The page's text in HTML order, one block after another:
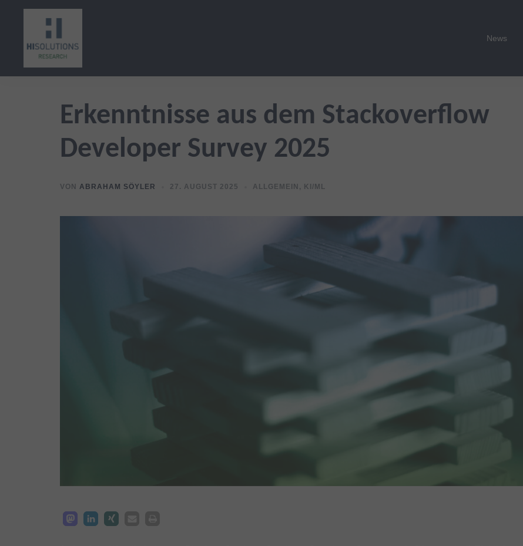
News
Erkenntnisse aus dem Stackoverflow
Developer Survey 2025
VON ABRAHAM SÖYLER 27. AUGUST 2025 ALLGEMEIN , KI/ML